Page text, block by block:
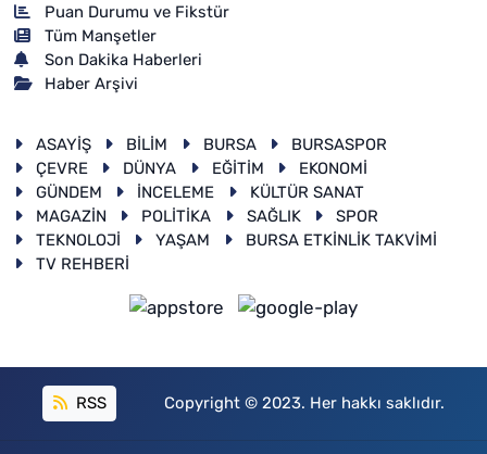
Puan Durumu ve Fikstür
Tüm Manşetler
Son Dakika Haberleri
Haber Arşivi
ASAYİŞ BİLİM BURSA
BURSASPOR
ÇEVRE
DÜNYA EĞİTİM
EKONOMİ
GÜNDEM
İNCELEME
KÜLTÜR SANAT
MAGAZİN
POLİTİKA SAĞLIK
SPOR
TEKNOLOJİ
YAŞAM
BURSA ETKİNLİK TAKVİMİ
TV REHBERİ
RSS Copyright © 2023. Her hakkı saklıdır.